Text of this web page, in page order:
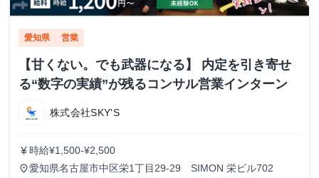
愛知県 営業
【甘くない。でも武器になる】 内定を引き寄せ
る“数字の実績”が残るコンサル営業インターン
株式会社SKY'S
currency_yen 時給¥1,500-¥2,500
place愛知県名古屋市中区栄1丁目29-29 SIMON 栄ビル702